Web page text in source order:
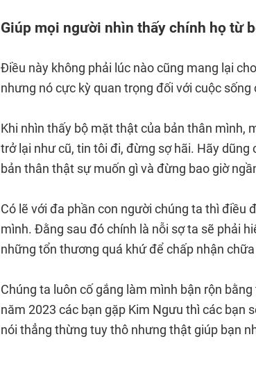
Giúp mọi người nhìn thấy chính họ từ
Điều này không phải lúc nào cũng mang lại
nhưng nó cực kỳ quan trọng đối với cuộc sống
Khi nhìn thấy bộ mặt thật của bản thân mình,
trở lại như cũ, tin tôi đi, đừng sợ hãi. Hãy
bản thân thật sự muốn gì và đừng bao giờ
Có lẽ với đa phần con người chúng ta thì điều
mình. Đằng sau đó chính là nỗi sợ ta sẽ phải
những tổn thương quá khứ để chấp nhận
Chúng ta luôn cố gắng làm mình bận rộn
năm 2023 các bạn gặp Kim Ngưu thì các bạn
nói thẳng thừng tuy thô nhưng thật giúp bạn